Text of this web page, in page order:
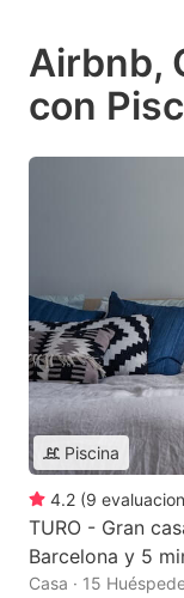
Airbnb,
con
Piscina
4.2 (9
TURO - Gran
Barcelona y 5
Casa · 15